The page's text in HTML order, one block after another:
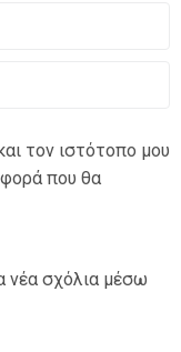
τον ιστότοπο μου
που θα
νέα σχόλια μέσω